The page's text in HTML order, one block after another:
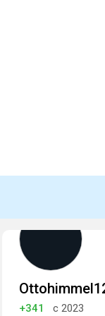
+341 с 2023